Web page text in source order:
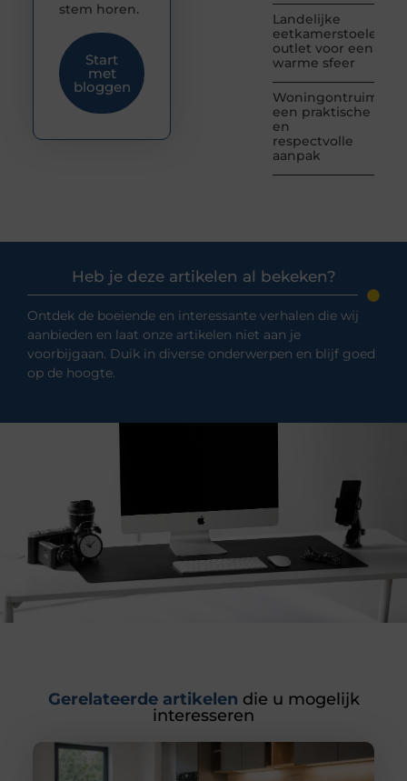
Landelijke
eetkamerstoelen
outlet voor een
warme sfeer
Woningontruiming:
een praktische
en
respectvolle
aanpak
stem horen.
Start
met
bloggen
Heb je deze artikelen al bekeken?
Ontdek de boeiende en interessante verhalen die wij
aanbieden en laat onze artikelen niet aan je
voorbijgaan. Duik in diverse onderwerpen en blijf goed
op de hoogte.
Gerelateerde artikelen die u mogelijk
interesseren